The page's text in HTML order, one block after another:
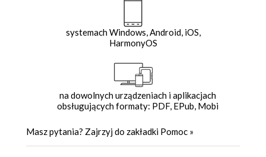
systemach Windows, Android, iOS,
HarmonyOS
na dowolnych urządzeniach i aplikacjach
obsługujących formaty: PDF, EPub, Mobi
Masz pytania? Zajrzyj do zakładki Pomoc »